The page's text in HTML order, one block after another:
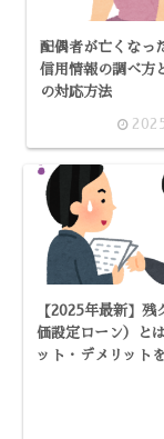
配偶者が亡くなっ
信用情報の調べ方
の対応方法
【2025年最新】残
価設定ローン）と
ット・デメリット